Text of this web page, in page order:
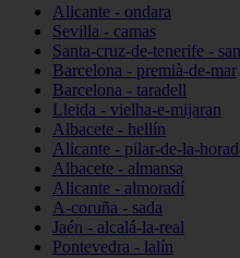
Alicante - ondara
Sevilla - camas
Santa-cruz-de-tenerife -
Barcelona - premià-de-mar
Barcelona - taradell
Lleida - vielha-e-mijaran
Albacete - hellín
Alicante - pilar-de-la-
Albacete - almansa
Alicante - almoradí
A-coruña - sada
Jaén - alcalá-la-real
Pontevedra - lalín